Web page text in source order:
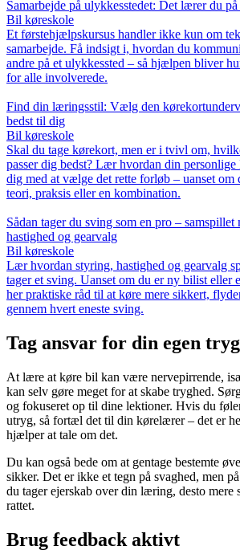
Samarbejde på ulykkesstedet: Det lærer du
Bil køreskole
Et førstehjælpskursus handler ikke kun om
samarbejde. Få indsigt i, hvordan du
andre på et ulykkessted – så hjælpen bliver
for alle involverede.
Find din læringsstil: Vælg den
bedst til dig
Bil køreskole
Skal du tage kørekort, men er i tvivl om,
passer dig bedst? Lær hvordan din
dig med at vælge det rette forløb – uanset om
teori, praksis eller en kombination.
Sådan tager du sving som en pro – samspillet
hastighed og gearvalg
Bil køreskole
Lær hvordan styring, hastighed og gearvalg
tager et sving. Uanset om du er ny bilist eller
her praktiske råd til at køre mere sikkert,
gennem hvert eneste sving.
Tag ansvar for din egen
At lære at køre bil kan være nervepirrende,
kan selv gøre meget for at skabe tryghed.
og fokuseret op til dine lektioner. Hvis du
utryg, så fortæl det til din kørelærer – det er
hjælper at tale om det.
Du kan også bede om at gentage bestemte
sikker. Det er ikke et tegn på svaghed, men
du tager ejerskab over din læring, desto mere
rattet.
Brug feedback aktivt